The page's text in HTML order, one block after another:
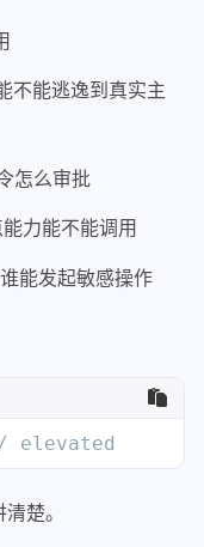
不能逃逸到真实主
怎么审批
力能不能调用
能发起敏感操作
elevated
楚。